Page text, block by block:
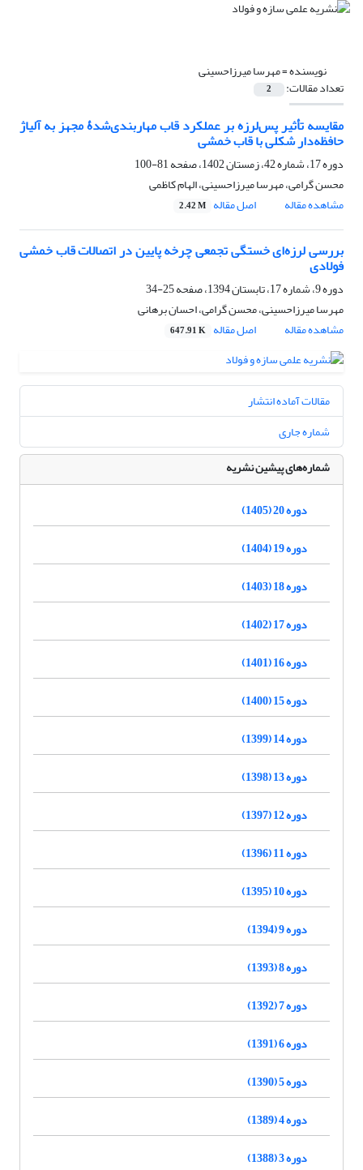
نویسنده =مهرسا میرزاحسینی
تعداد مقالات: 2
مقایسه تأثیر پس‌لرزه بر عملکرد قاب‌ مهاربندی‌شدۀ مجهز به آلیاژ
حافظه‌دار شکلی با قاب خمشی
دوره 17، شماره 42، زمستان 1402، صفحه
81-100
محسن گرامی، مهرسا میرزاحسینی، الهام کاظمی
مشاهده مقاله
اصل مقاله 2.42 M
بررسی لرزه‌ای خستگی تجمعی چرخه پایین در اتصالات قاب خمشی
فولادی
دوره 9، شماره 17، تابستان 1394، صفحه
25-34
مهرسا میرزاحسینی، محسن گرامی، احسان برهانی
مشاهده مقاله
اصل مقاله 647.91 K
مقالات آماده انتشار
شماره جاری
شماره‌های پیشین نشریه
دوره 20 (1405)
دوره 19 (1404)
دوره 18 (1403)
دوره 17 (1402)
دوره 16 (1401)
دوره 15 (1400)
دوره 14 (1399)
دوره 13 (1398)
دوره 12 (1397)
دوره 11 (1396)
دوره 10 (1395)
دوره 9 (1394)
دوره 8 (1393)
دوره 7 (1392)
دوره 6 (1391)
دوره 5 (1390)
دوره 4 (1389)
دوره 3 (1388)